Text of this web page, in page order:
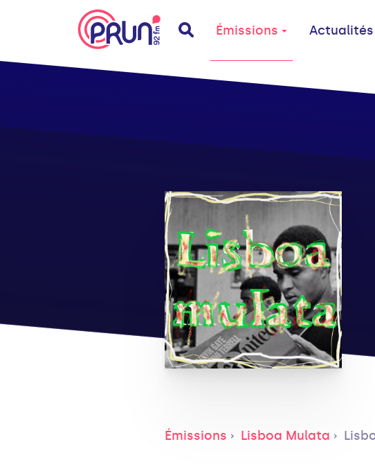
Émissions Actualités
Émissions Lisboa Mulata